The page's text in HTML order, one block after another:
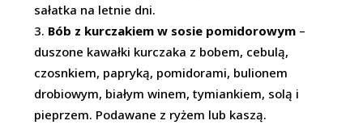
sałatka na letnie dni.
Bób z kurczakiem w sosie pomidorowym –
duszone kawałki kurczaka z bobem, cebulą,
czosnkiem, papryką, pomidorami, bulionem
drobiowym, białym winem, tymiankiem, solą i
pieprzem. Podawane z ryżem lub kaszą.